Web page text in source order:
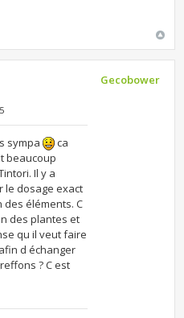
sympa
ca
beaucoup
Il y a
le dosage exact
éléments. C
des plantes et
qu il veut faire
d échanger
? C est
Gecobower